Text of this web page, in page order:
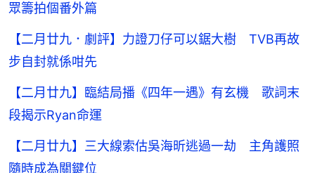
眾籌拍個番外篇
【二月廿九．劇評】力證刀仔可以鋸大樹 TVB再故
步自封就係咁先
【二月廿九】臨結局播《四年一遇》有玄機 歌詞末
段揭示Ryan命運
【二月廿九】三大線索估吳海昕逃過一劫 主角護照
隨時成為關鍵位